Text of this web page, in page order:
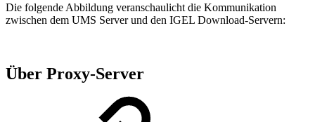
Die folgende Abbildung veranschaulicht die Kommunikation
zwischen dem UMS Server und den IGEL Download-Servern:
Über Proxy-Server